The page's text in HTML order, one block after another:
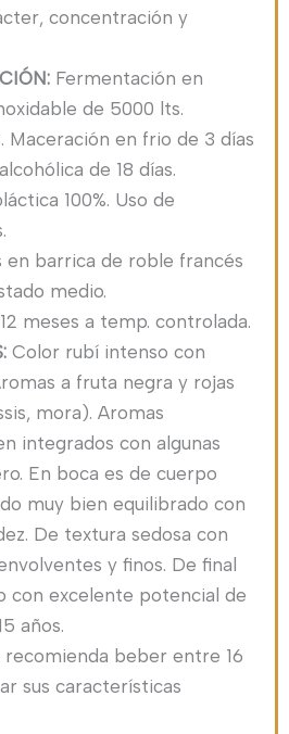
concentración y
Fermentación en
de 5000 lts.
Maceración en frio de 3 días
de 18 días.
100%. Uso de
en barrica de roble francés
medio.
meses a temp. controlada.
Color rubí intenso con
a fruta negra y rojas
mora). Aromas
integrados con algunas
En boca es de cuerpo
muy bien equilibrado con
De textura sedosa con
y finos. De final
con excelente potencial de
años.
recomienda beber entre 16
sus características